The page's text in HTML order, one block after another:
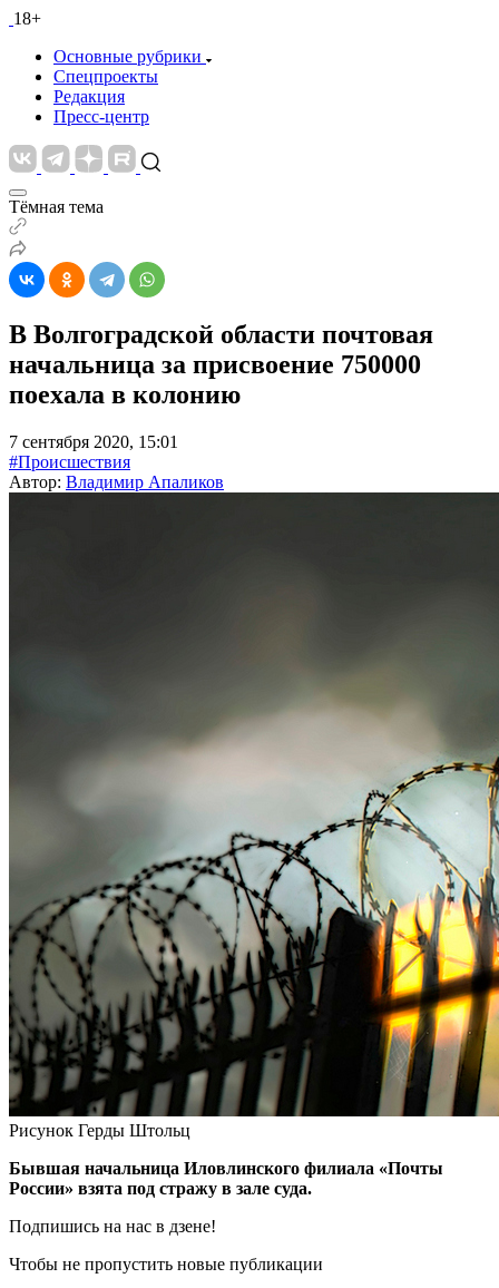
18+
Основные рубрики
Спецпроекты
Редакция
Пресс-центр
Тёмная тема
В Волгоградской области почтовая
начальница за присвоение 750000
поехала в колонию
7 сентября 2020, 15:01
#Происшествия
Автор: Владимир Апаликов
Рисунок Герды Штольц
Бывшая начальница Иловлинского филиала «Почты
России» взята под стражу в зале суда.
Подпишись на нас в дзене!
Чтобы не пропустить новые публикации